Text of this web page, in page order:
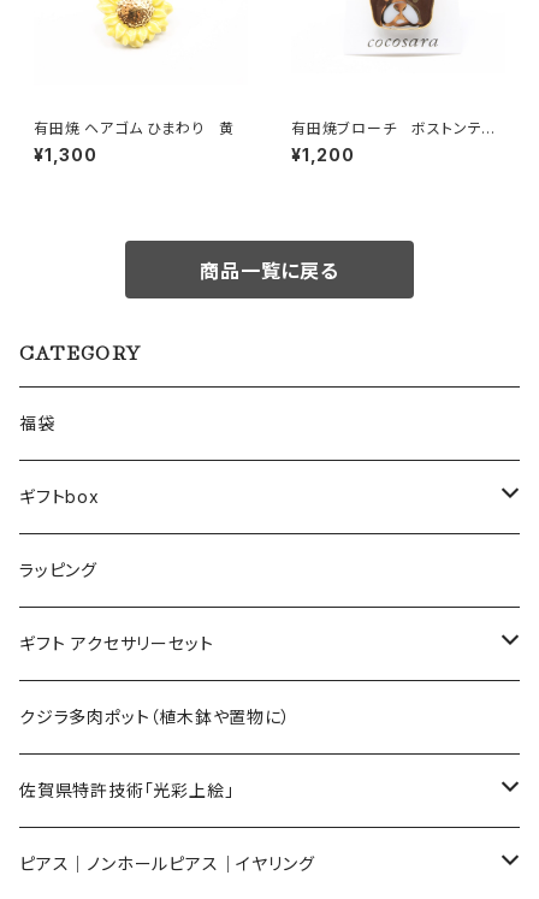
有田焼 ヘアゴム ひまわり 黄
¥1,300
有田焼ブローチ ボストンテリ
ア 2
¥1,200
商品一覧に戻る
CATEGORY
福袋
ギフトbox
Lサイズ
Mサイズ
Sサイズ
ラッピング
ギフト アクセサリーセット
flower
メンズ ギフトセット
クジラ多肉ポット（植木鉢や置物に）
佐賀県特許技術「光彩上絵」
ピアス
ピアス｜ノンホールピアス｜イヤリング